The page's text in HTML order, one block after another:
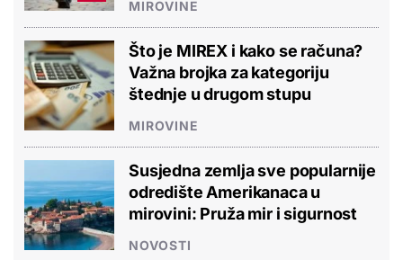
MIROVINE
Što je MIREX i kako se računa?
Važna brojka za kategoriju
štednje u drugom stupu
MIROVINE
Susjedna zemlja sve popularnije
odredište Amerikanaca u
mirovini: Pruža mir i sigurnost
NOVOSTI